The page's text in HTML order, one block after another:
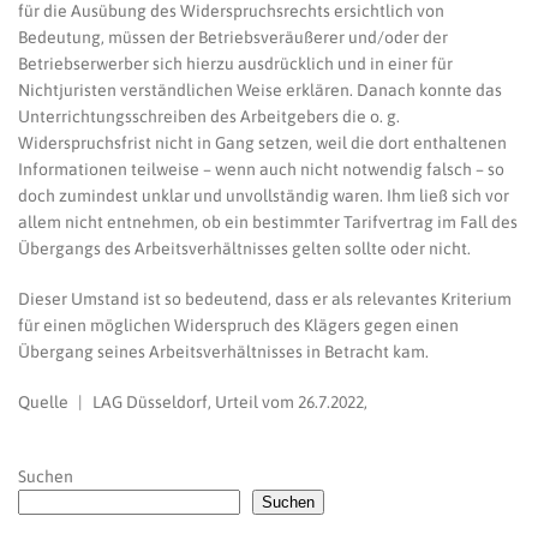
für die Ausübung des Widerspruchsrechts ersichtlich von
Bedeutung, müssen der Betriebsveräußerer und/oder der
Betriebserwerber sich hierzu ausdrücklich und in einer für
Nichtjuristen verständlichen Weise erklären. Danach konnte das
Unterrichtungsschreiben des Arbeitgebers die o. g.
Widerspruchsfrist nicht in Gang setzen, weil die dort enthaltenen
Informationen teilweise – wenn auch nicht notwendig falsch – so
doch zumindest unklar und unvollständig waren. Ihm ließ sich vor
allem nicht entnehmen, ob ein bestimmter Tarifvertrag im Fall des
Übergangs des Arbeitsverhältnisses gelten sollte oder nicht.
Dieser Umstand ist so bedeutend, dass er als relevantes Kriterium
für einen möglichen Widerspruch des Klägers gegen einen
Übergang seines Arbeitsverhältnisses in Betracht kam.
Quelle | LAG Düsseldorf, Urteil vom 26.7.2022,
Suchen
Suchen